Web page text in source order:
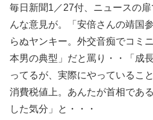
毎日新聞1／27付、ニュースの
んな意見が。「安倍さんの靖国
らぬヤンキー。外交音痴でコミ
本男の典型」だと罵り・・「成
ってるが、実際にやっているこ
消費税値上。あんたが首相であ
した気分」と・・・